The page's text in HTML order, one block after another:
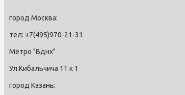
город Москва:
тел: +7(495)970-21-31
Метро "Вднх"
Ул.Кибальчича 11 к 1
город Казань: